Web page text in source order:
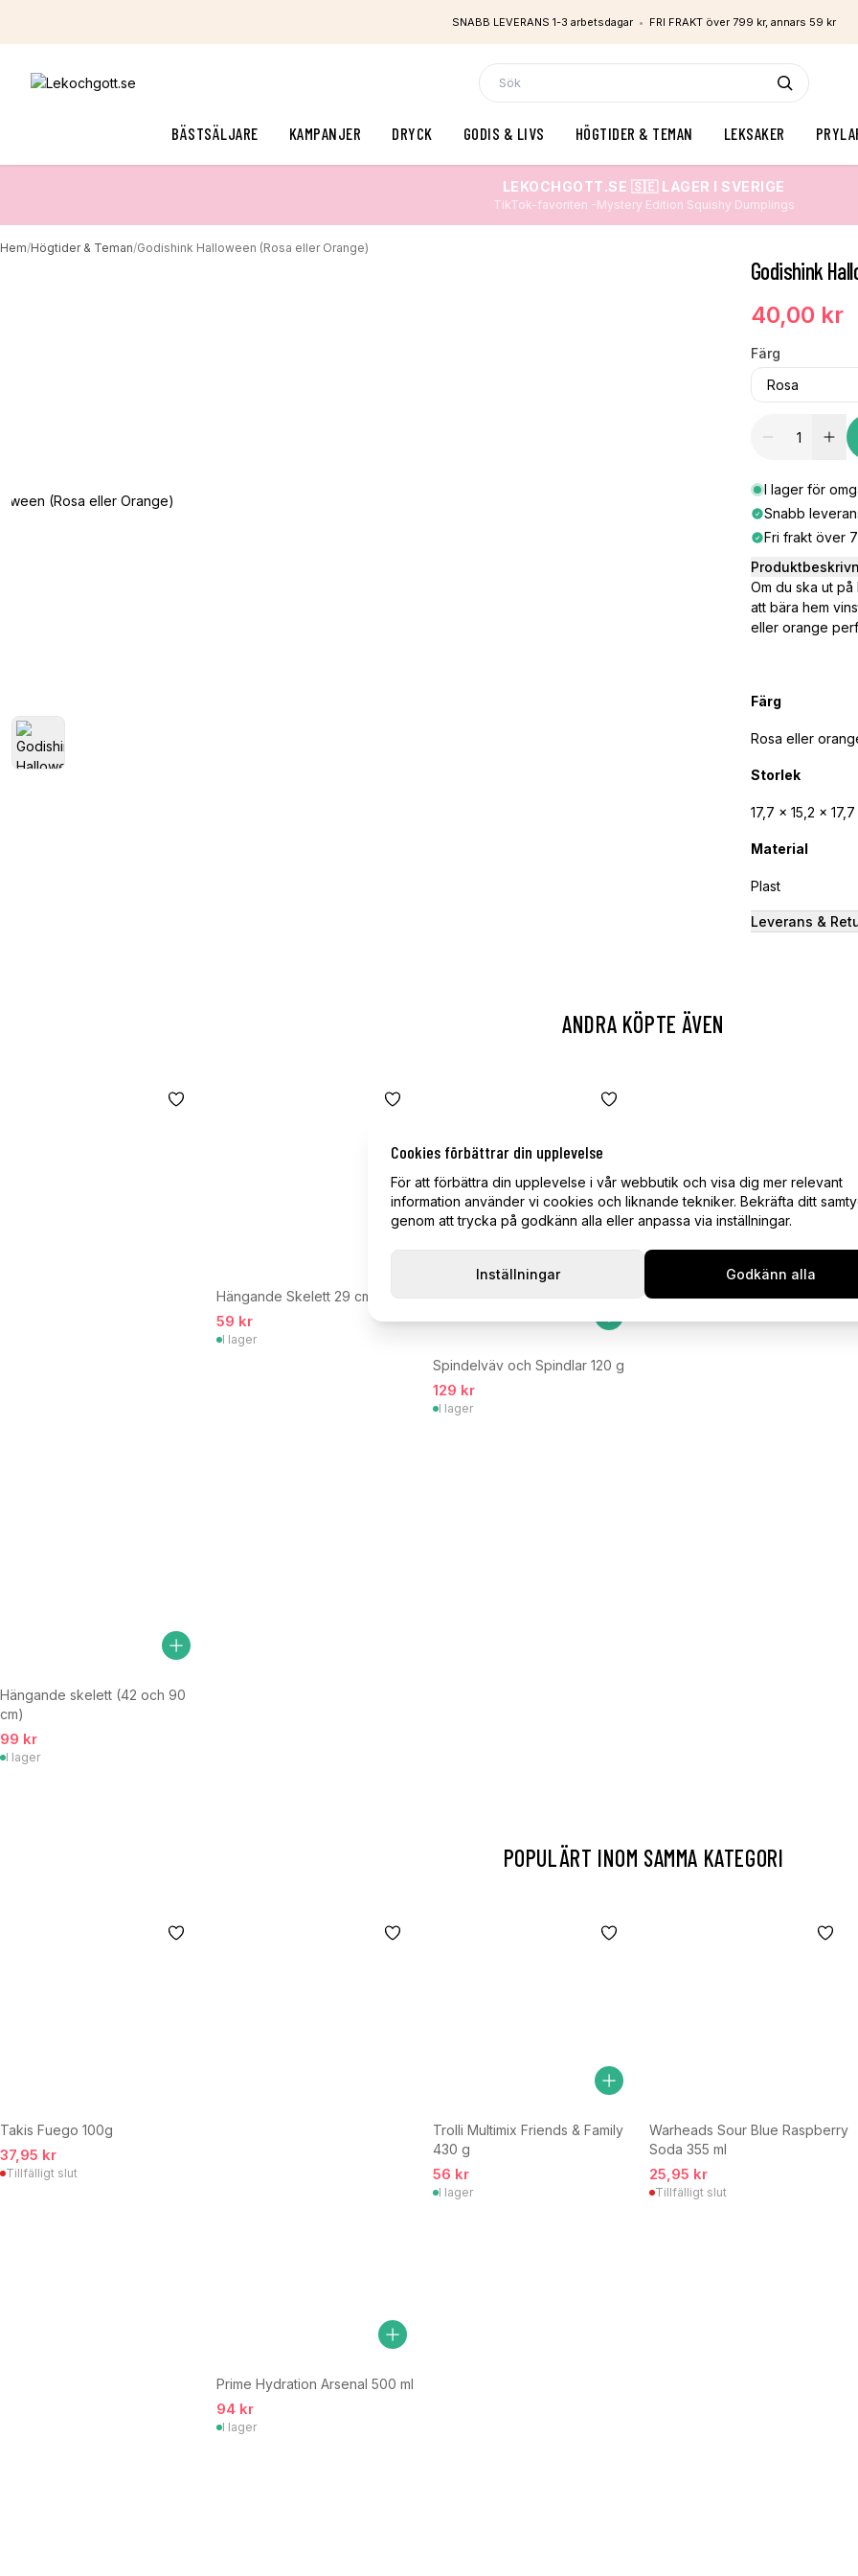
Cookies förbättrar din upplevelse
För att förbättra din upplevelse i vår webbutik och visa dig mer relevant
information använder vi cookies och liknande tekniker. Bekräfta ditt
genom att trycka på godkänn alla eller anpassa via inställningar.
Inställningar Godkänn alla
SNABB LEVERANS 1-3 arbetsdagar • FRI FRAKT över 799 kr, annars 59 kr
BÄSTSÄLJARE KAMPANJER DRYCK GODIS & LIVS HÖGTIDER & TEMAN LEKSAKER
LEKOCHGOTT.SE 🇸🇪 LAGER I SVERIGE
TikTok-favoriten -Mystery Edition Squishy Dumplings
Hem/Högtider & Teman/Godishink Halloween (Rosa eller Orange)
Godishink
40,00 kr
Färg
I lager för
Snabb
Fri frakt över
Om du ska ut
att bära hem
eller orange
Färg
Rosa eller
Storlek
17,7 x 15,2 x 17,7
Material
Plast
Leverans &
ANDRA KÖPTE ÄVEN
Hängande skelett (42 och 90
cm)
99 kr
I lager
Hängande Skelett 29 cm
59 kr
I lager
Spindelväv och Spindlar 120 g
129 kr
I lager
POPULÄRT INOM SAMMA KATEGORI
Takis Fuego 100g
37,95 kr
Tillfälligt slut
Prime Hydration Arsenal 500 ml
94 kr
I lager
Trolli Multimix Friends & Family
430 g
56 kr
I lager
Warheads Sour Blue Raspberry
Soda 355 ml
25,95 kr
Tillfälligt slut